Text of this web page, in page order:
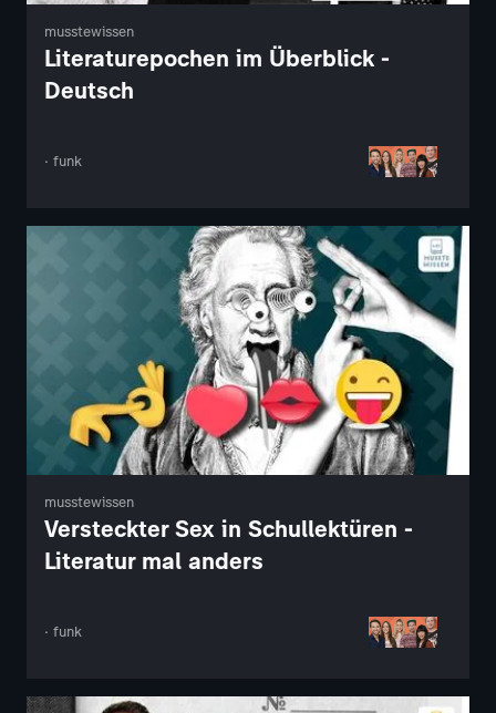
musstewissen
Literaturepochen im Überblick -
Deutsch
· funk
musstewissen
Versteckter Sex in Schullektüren -
Literatur mal anders
· funk